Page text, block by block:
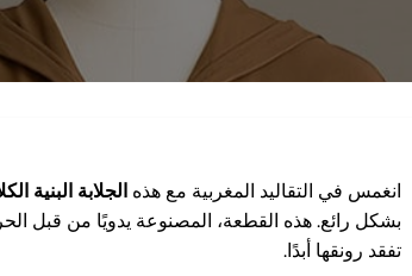
انغمس في التقاليد المغربية مع هذهالجلابة البنية
بشكل رائع. هذه القطعة، المصنوعة يدويًا من قبل
تفقد رونقها أبدًا.